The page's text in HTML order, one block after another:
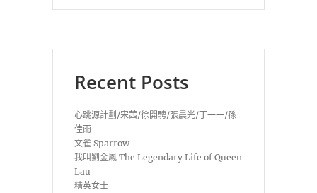
Recent Posts
心跳源計劃/宋茜/徐開騁/張晨光/丁一一/孫
佳雨
文雀 Sparrow
我叫劉金鳳 The Legendary Life of Queen
Lau
精英女士